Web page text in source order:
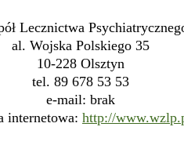
Lecznictwa
al. Wojska Polskiego 35
10-228 Olsztyn
tel. 89 678 53 53
e-mail: brak
internetowa: http://